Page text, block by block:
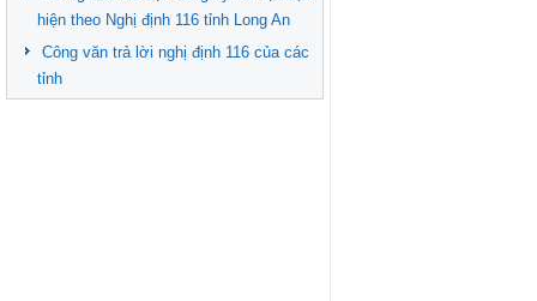
hiện theo Nghị định 116 tỉnh Long An
Công văn trả lời nghị định 116 của các
tỉnh